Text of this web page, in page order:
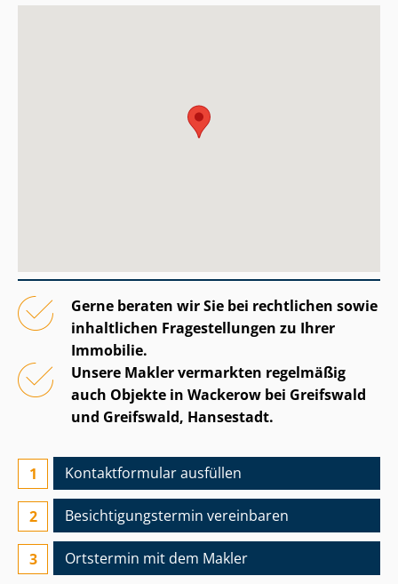
Gerne beraten wir Sie bei rechtlichen sowie
inhaltlichen Fragestellungen zu Ihrer
Immobilie.
Unsere Makler vermarkten regelmäßig
auch Objekte in Wackerow bei Greifswald
und Greifswald, Hansestadt.
Kontaktformular ausfüllen
Besichtigungs­termin vereinbaren
Ortstermin mit dem Makler